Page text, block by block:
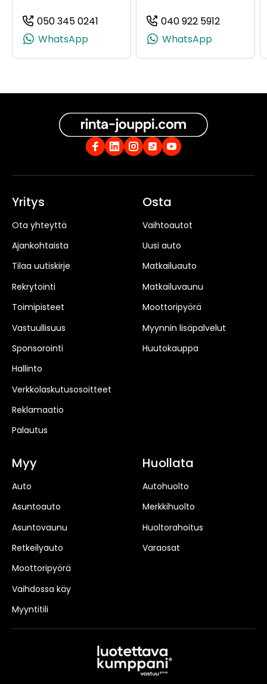
050 345 0241
(+358503450241, 0503450241,
WhatsApp
040 922 5912
WhatsApp
Yritys
Ota yhteyttä
Ajankohtaista
Tilaa uutiskirje
Rekrytointi
Toimipisteet
Vastuullisuus
Sponsorointi
Hallinto
Verkkolaskutusosoitteet
Reklamaatio
Palautus
Osta
Vaihtoautot
Uusi auto
Matkailuauto
Matkailuvaunu
Moottoripyörä
Myynnin lisäpalvelut
Huutokauppa
Myy
Auto
Asuntoauto
Asuntovaunu
Retkeilyauto
Moottoripyörä
Vaihdossa käy
Myyntitili
Huollata
Autohuolto
Merkkihuolto
Huoltorahoitus
Varaosat